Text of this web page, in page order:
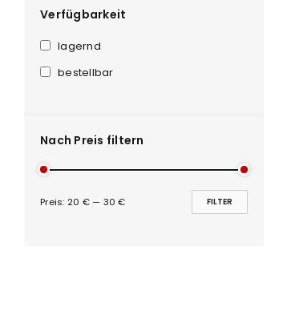
Verfügbarkeit
lagernd
bestellbar
Nach Preis filtern
FILTER
Preis: 20 €— 30 €